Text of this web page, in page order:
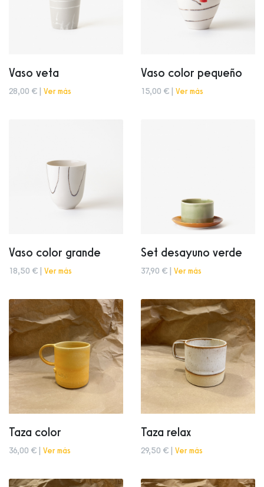
Vaso veta
28,00 € | Ver más
Vaso color pequeño
15,00 € | Ver más
Vaso color grande
18,50 € | Ver más
Set desayuno verde
37,90 € | Ver más
Taza color
36,00 € | Ver más
Taza relax
29,50 € | Ver más